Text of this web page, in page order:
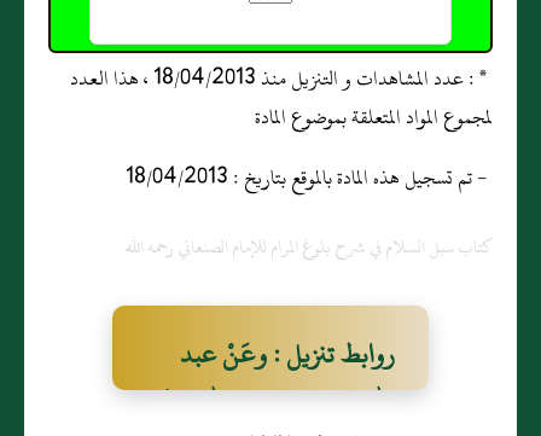
* : عدد المشاهدات و التنزيل منذ 18/04/2013 ، هذا العدد
لمجموع المواد المتعلقة بموضوع المادة
- تم تسجيل هذه المادة بالموقع بتاريخ : 18/04/2013
كتاب سبل السلام في شرح بلوغ المرام للإمام الصنعاني رحمه الله
روابط تنزيل : وعَنْ عبد
الله بن سَلام رضي اللّهُ عنهُ